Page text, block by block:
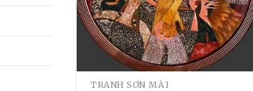
TRANH SƠN MÀI